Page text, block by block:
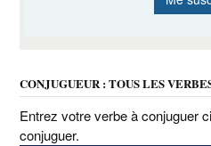
CONJUGUEUR : TOUS LES
Entrez votre verbe à conjuguer
conjuguer.